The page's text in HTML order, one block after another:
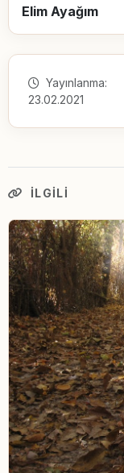
Elim Ayağım
Yayınlanma:
23.02.2021
İLGILI